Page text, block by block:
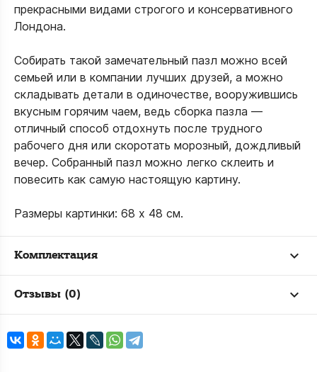
прекрасными видами строгого и консервативного
Лондона.
Собирать такой замечательный пазл можно всей
семьей или в компании лучших друзей, а можно
складывать детали в одиночестве, вооружившись
вкусным горячим чаем, ведь сборка пазла —
отличный способ отдохнуть после трудного
рабочего дня или скоротать морозный, дождливый
вечер. Собранный пазл можно легко склеить и
повесить как самую настоящую картину.
Размеры картинки: 68 х 48 см.
Комплектация
Отзывы (0)